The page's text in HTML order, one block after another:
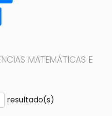
MATEMÁTICAS E
resultado(s)